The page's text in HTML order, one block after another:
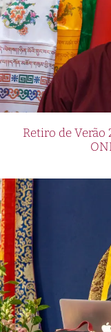
Retiro de Verão